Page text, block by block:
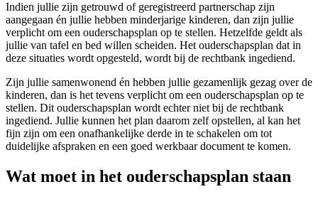
Indien jullie zijn getrouwd of geregistreerd partnerschap zijn
aangegaan én jullie hebben minderjarige kinderen, dan zijn jullie
verplicht om een ouderschapsplan op te stellen. Hetzelfde geldt als
jullie van tafel en bed willen scheiden. Het ouderschapsplan dat in
deze situaties wordt opgesteld, wordt bij de rechtbank ingediend.
Zijn jullie samenwonend én hebben jullie gezamenlijk gezag over de
kinderen, dan is het tevens verplicht om een ouderschapsplan op te
stellen. Dit ouderschapsplan wordt echter niet bij de rechtbank
ingediend. Jullie kunnen het plan daarom zelf opstellen, al kan het
fijn zijn om een onafhankelijke derde in te schakelen om tot
duidelijke afspraken en een goed werkbaar document te komen.
Wat moet in het ouderschapsplan staan